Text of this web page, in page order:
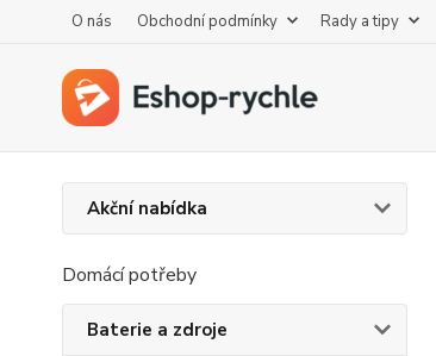
O nás Obchodní podmínky Rady a tipy
Akční nabídka
Domácí potřeby
Baterie a zdroje